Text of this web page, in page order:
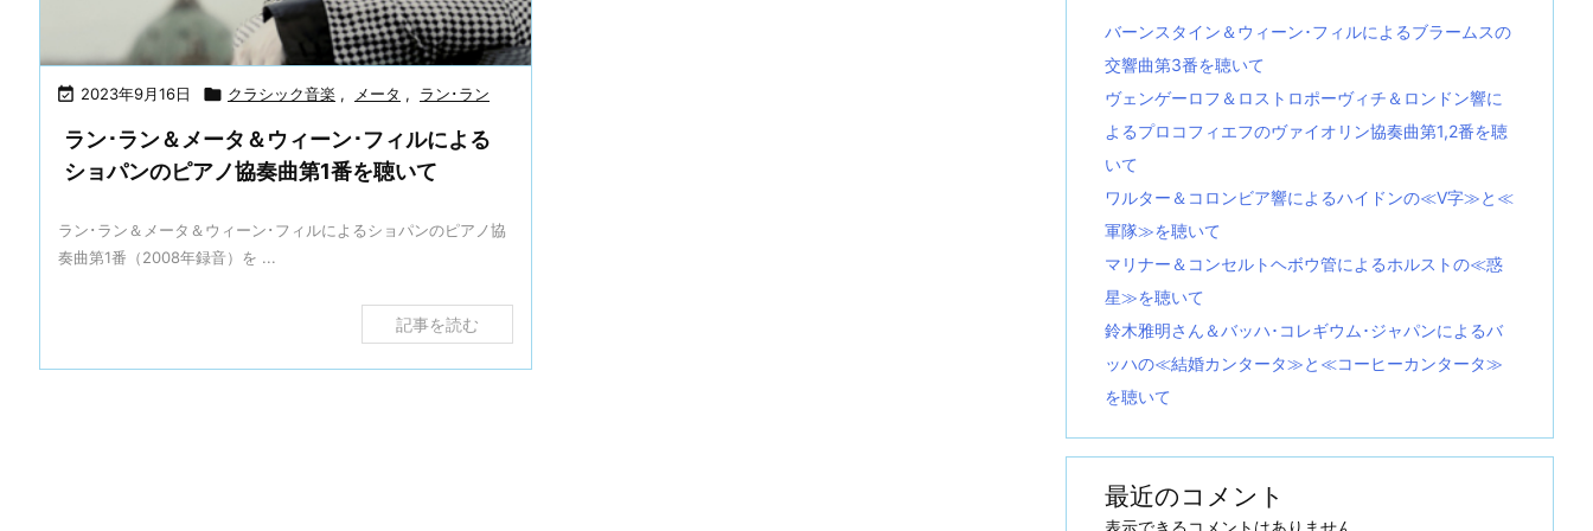
 2023年9月16日  クラシック音楽 , メータ , ラン･ラン
ラン･ラン＆メータ＆ウィーン･フィルによる
ショパンのピアノ協奏曲第1番を聴いて
ラン･ラン＆メータ＆ウィーン･フィルによるショパンのピアノ協
奏曲第1番（2008年録音）を ...
記事を読む
バーンスタイン＆ウィーン･フィルによるブラームスの
交響曲第3番を聴いて
ヴェンゲーロフ＆ロストロポーヴィチ＆ロンドン響に
よるプロコフィエフのヴァイオリン協奏曲第1,2番を聴
いて
ワルター＆コロンビア響によるハイドンの≪V字≫と≪
軍隊≫を聴いて
マリナー＆コンセルトヘボウ管によるホルストの≪惑
星≫を聴いて
鈴木雅明さん＆バッハ･コレギウム･ジャパンによるバ
ッハの≪結婚カンタータ≫と≪コーヒーカンタータ≫
を聴いて
最近のコメント